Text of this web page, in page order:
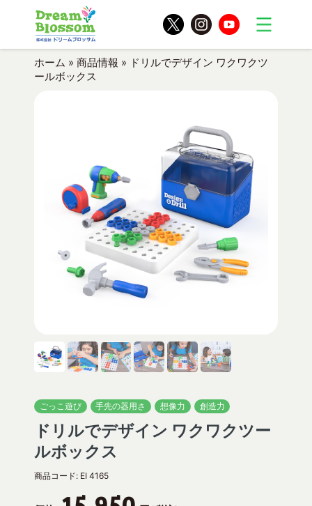
ホーム » 商品情報 » ドリルでデザイン ワクワクツ
ールボックス
ごっこ遊び 手先の器用さ 想像力 創造力
ドリルでデザイン ワクワクツー
ルボックス
商品コード: EI 4165